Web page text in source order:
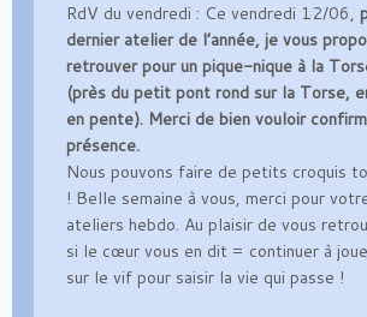
RdV du vendredi : Ce vendredi 12/06,
dernier atelier de l’année, je vous
retrouver pour un pique-nique à la
(près du petit pont rond sur la Torse,
en pente). Merci de bien vouloir
présence.
Nous pouvons faire de petits croquis
! Belle semaine à vous, merci pour
ateliers hebdo. Au plaisir de vous
si le cœur vous en dit = continuer à
sur le vif pour saisir la vie qui passe !